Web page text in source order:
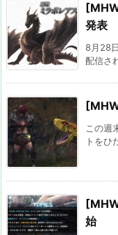
発表
8月28
配信さ
この週
トをひ
始